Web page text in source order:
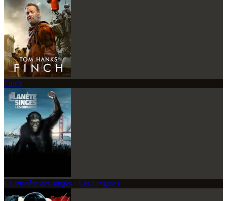
Finch
La Planète des singes : Les Origines